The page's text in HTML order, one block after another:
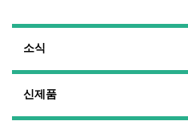
소식
신제품